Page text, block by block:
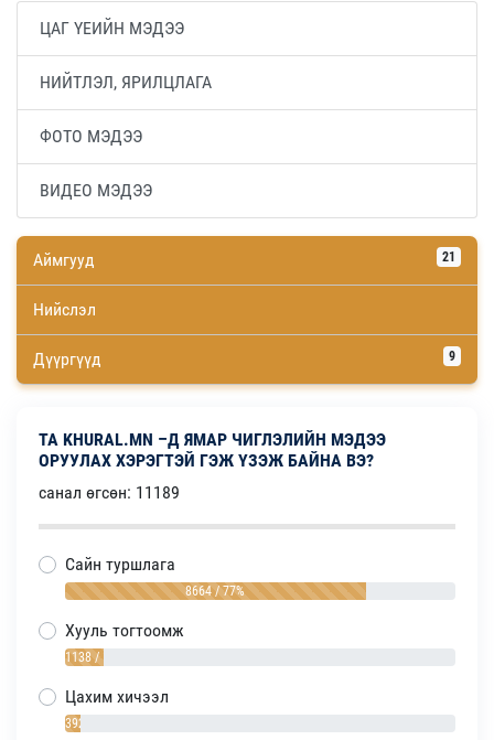
ЦАГ ҮЕИЙН МЭДЭЭ
НИЙТЛЭЛ, ЯРИЛЦЛАГА
ФОТО МЭДЭЭ
ВИДЕО МЭДЭЭ
Аймгууд 21
Нийслэл
Дүүргүүд 9
ТА KHURAL.MN –Д ЯМАР ЧИГЛЭЛИЙН МЭДЭЭ
ОРУУЛАХ ХЭРЭГТЭЙ ГЭЖ ҮЗЭЖ БАЙНА ВЭ?
санал өгсөн: 11189
Сайн туршлага
8664 / 77%
Хууль тогтоомж
1138 / 10%
Цахим хичээл
392 / 4%